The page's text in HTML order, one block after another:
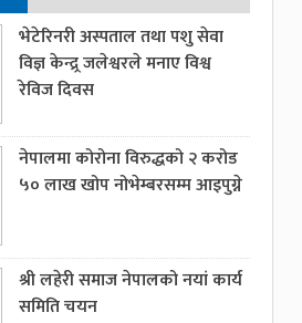
भेटेरिनरी अस्पताल तथा पशु सेवा
विज्ञ केन्द्र्र जलेश्वरले मनाए विश्व
रेविज दिवस
नेपालमा कोरोना विरुद्धको २ करोड
५० लाख खोप नोभेम्बरसम्म आइपुग्ने
श्री लहेरी समाज नेपालको नयां कार्य
समिति चयन